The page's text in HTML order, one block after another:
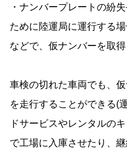
・ナンバープレートの紛
ために陸運局に運行する場
などで、仮ナンバーを取得
車検の切れた車両でも、
を走行することができる(
ドサービスやレンタルの
で工場に入庫させたり、